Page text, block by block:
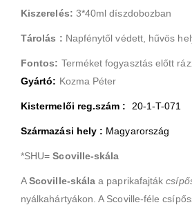
Kiszerelés: 3*40ml díszdobozban
Tárolás : Napfénytől védett, hűvös
Fontos: Terméket fogyasztás előtt
Gyártó: Kozma Péter
Kistermelői reg.szám : 20-1-T-071
Származási hely : Magyarország
*SHU=Scoville-skála
AScoville-skála a paprikafajták
nyálkahártyákon. A Scoville-féle